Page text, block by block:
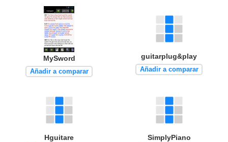
MySword
Añadir a comparar
guitarplug&play
Añadir a comparar
Hguitare SimplyPiano